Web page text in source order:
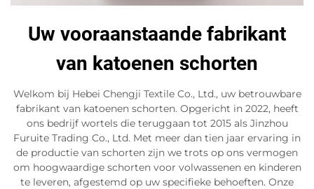
Uw vooraanstaande fabrikant
van katoenen schorten
Welkom bij Hebei Chengji Textile Co., Ltd., uw betrouwbare
fabrikant van katoenen schorten. Opgericht in 2022, heeft
ons bedrijf wortels die teruggaan tot 2015 als Jinzhou
Furuite Trading Co., Ltd. Met meer dan tien jaar ervaring in
de productie van schorten zijn we trots op ons vermogen
om hoogwaardige schorten voor volwassenen en kinderen
te leveren, afgestemd op uw specifieke behoeften. Onze